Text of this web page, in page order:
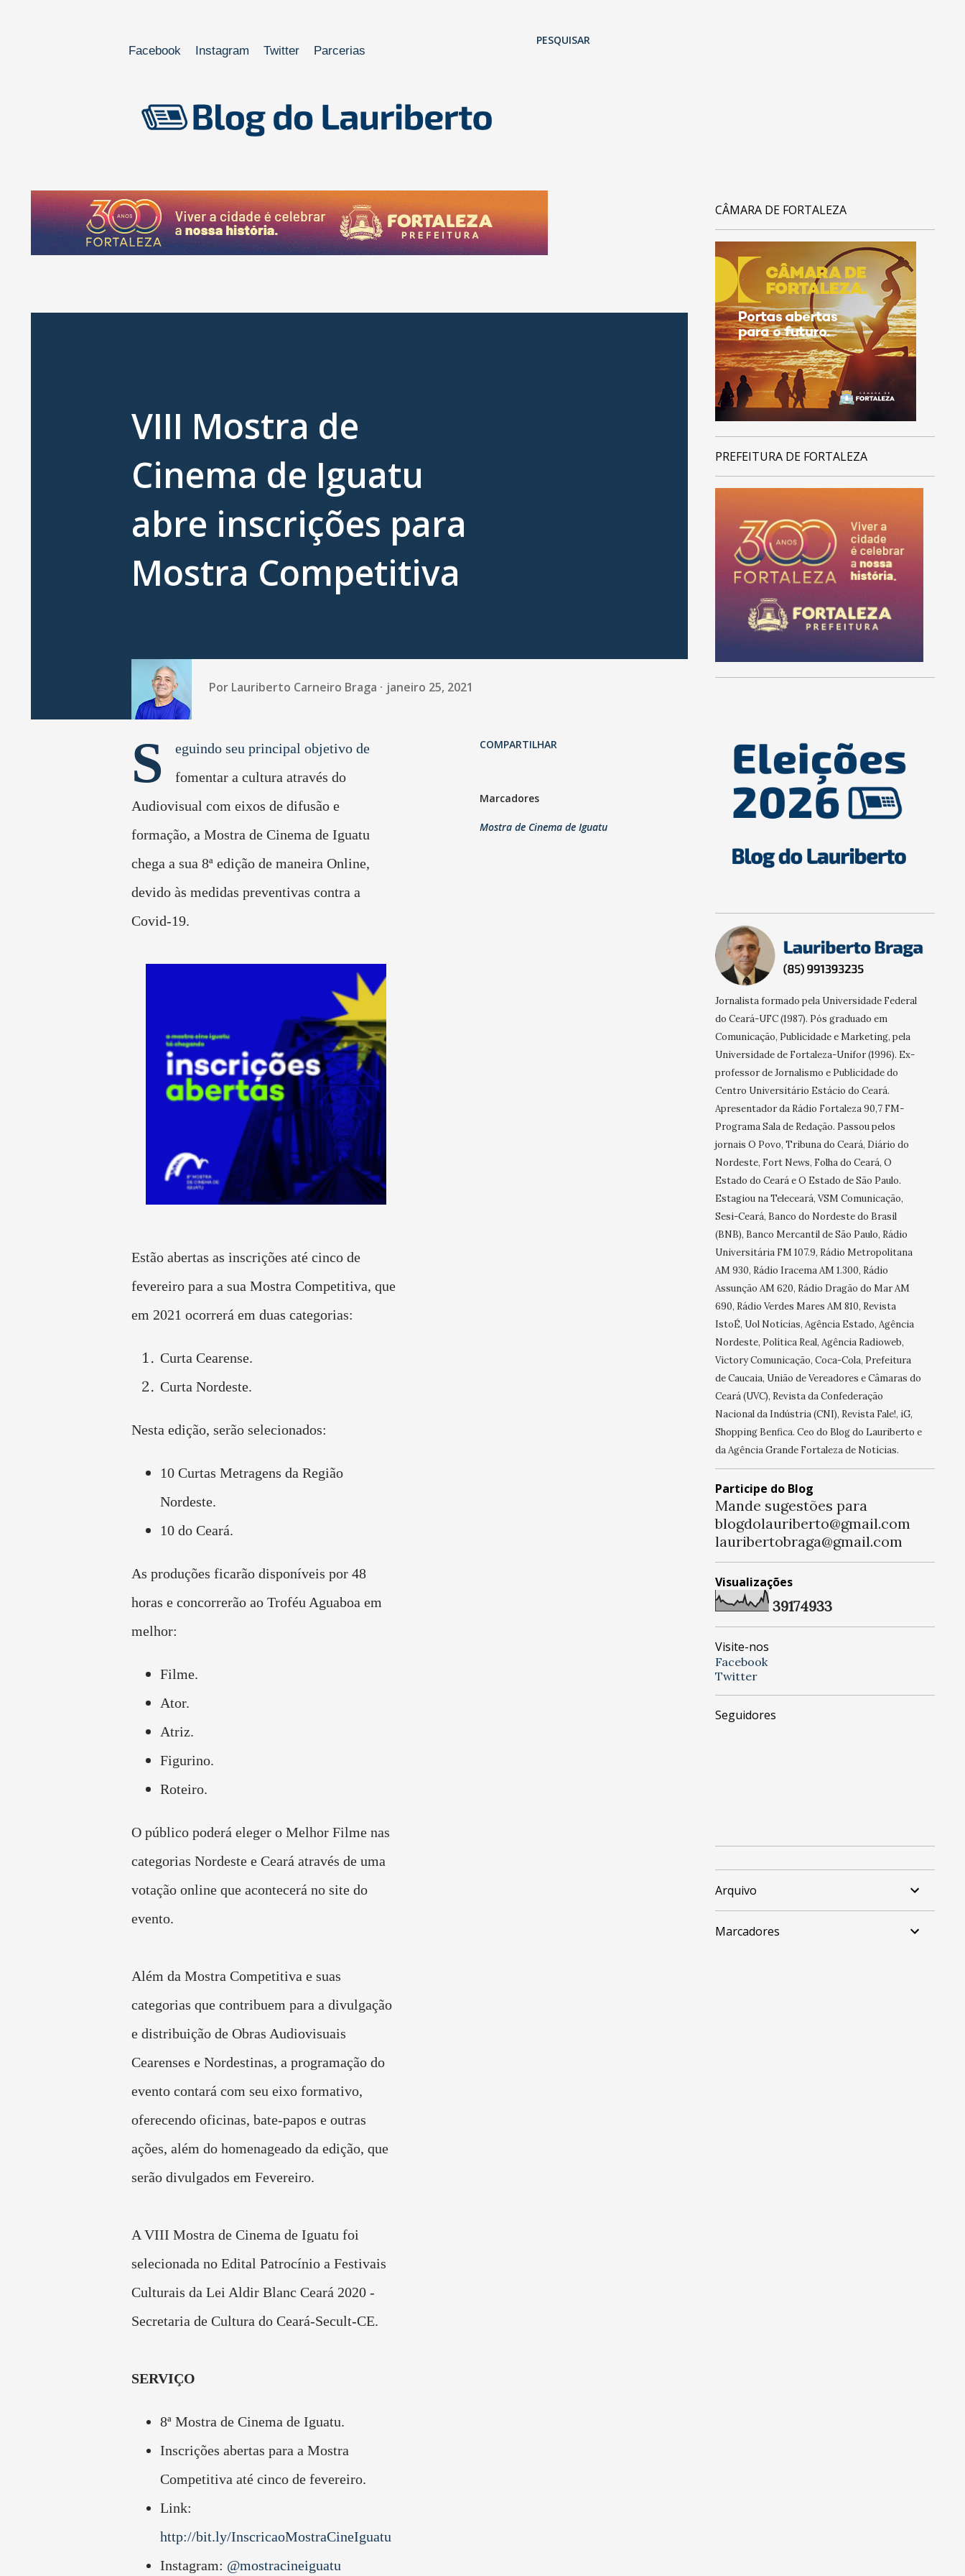
Facebook Instagram Twitter Parcerias
PESQUISAR
VIII Mostra de
Cinema de Iguatu
abre inscrições para
Mostra Competitiva
Por Lauriberto Carneiro Braga janeiro 25, 2021
S
eguindo seu principal objetivo de
fomentar a cultura através do
Audiovisual com eixos de difusão e
formação, a Mostra de Cinema de Iguatu
chega a sua 8ª edição de maneira Online,
devido às medidas preventivas contra a
Covid-19.
Estão abertas as inscrições até cinco de
fevereiro para a sua Mostra Competitiva, que
em 2021 ocorrerá em duas categorias:
Curta Cearense.
Curta Nordeste.
Nesta edição, serão selecionados:
10 Curtas Metragens da Região
Nordeste.
10 do Ceará.
As produções ficarão disponíveis por 48
horas e concorrerão ao Troféu Aguaboa em
melhor:
Filme.
Ator.
Atriz.
Figurino.
Roteiro.
O público poderá eleger o Melhor Filme nas
categorias Nordeste e Ceará através de uma
votação online que acontecerá no site do
evento.
Além da Mostra Competitiva e suas
categorias que contribuem para a divulgação
e distribuição de Obras Audiovisuais
Cearenses e Nordestinas, a programação do
evento contará com seu eixo formativo,
oferecendo oficinas, bate-papos e outras
ações, além do homenageado da edição, que
serão divulgados em Fevereiro.
A VIII Mostra de Cinema de Iguatu foi
selecionada no Edital Patrocínio a Festivais
Culturais da Lei Aldir Blanc Ceará 2020 -
Secretaria de Cultura do Ceará-Secult-CE.
SERVIÇO
8ª Mostra de Cinema de Iguatu.
Inscrições abertas para a Mostra
Competitiva até cinco de fevereiro.
Link:
http://bit.ly/InscricaoMostraCineIguatu
Instagram: @mostracineiguatu
COMPARTILHAR
Marcadores
Mostra de Cinema de Iguatu
CÂMARA DE FORTALEZA
PREFEITURA DE FORTALEZA
Jornalista formado pela Universidade Federal
do Ceará-UFC (1987). Pós graduado em
Comunicação, Publicidade e Marketing, pela
Universidade de Fortaleza-Unifor (1996). Ex-
professor de Jornalismo e Publicidade do
Centro Universitário Estácio do Ceará.
Apresentador da Rádio Fortaleza 90,7 FM-
Programa Sala de Redação. Passou pelos
jornais O Povo, Tribuna do Ceará, Diário do
Nordeste, Fort News, Folha do Ceará, O
Estado do Ceará e O Estado de São Paulo.
Estagiou na Teleceará, VSM Comunicação,
Sesi-Ceará, Banco do Nordeste do Brasil
(BNB), Banco Mercantil de São Paulo, Rádio
Universitária FM 107.9, Rádio Metropolitana
AM 930, Rádio Iracema AM 1.300, Rádio
Assunção AM 620, Rádio Dragão do Mar AM
690, Rádio Verdes Mares AM 810, Revista
IstoÉ, Uol Notícias, Agência Estado, Agência
Nordeste, Política Real, Agência Radioweb,
Victory Comunicação, Coca-Cola, Prefeitura
de Caucaia, União de Vereadores e Câmaras do
Ceará (UVC), Revista da Confederação
Nacional da Indústria (CNI), Revista Fale!, iG,
Shopping Benfica. Ceo do Blog do Lauriberto e
da Agência Grande Fortaleza de Notícias.
Participe do Blog
Mande sugestões para
blogdolauriberto@gmail.com
lauribertobraga@gmail.com
Visualizações
39174933
Visite-nos
Facebook
Twitter
Seguidores
Arquivo
Marcadores